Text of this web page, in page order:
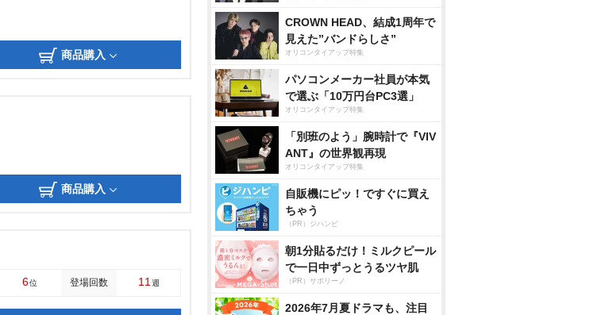
商品購入
商品購入
6位 登場回数 11 週
CROWN HEAD、結成1周年で
見えた”バンドらしさ”
オリコンタイアップ特集
パソコンメーカー社員が本気
で選ぶ「10万円台PC3選」
オリコンタイアップ特集
「別班のよう」腕時計で『VIV
ANT』の世界観再現
オリコンタイアップ特集
自販機にピッ！ですぐに買え
ちゃう
（PR）ジハンピ
朝1分貼るだけ！ミルクピール
で一日中ずっとうるツヤ肌
（PR）サボリーノ
2026年7月夏ドラマも、注目